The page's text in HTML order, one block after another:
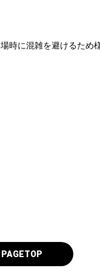
に混雑を避けるため
PAGETOP